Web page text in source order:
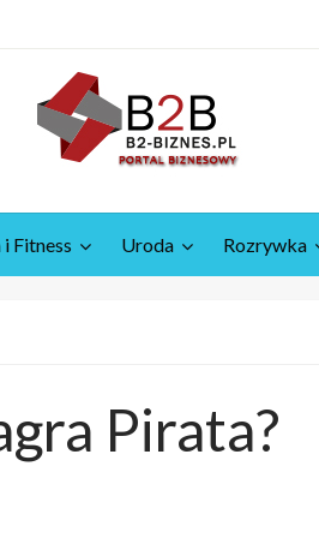
Fitness Uroda Rozrywka
Pirata?